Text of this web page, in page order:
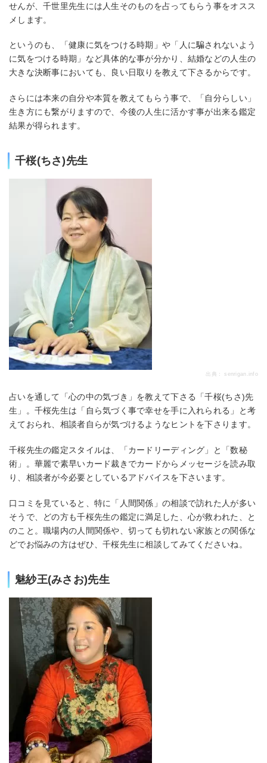
せんが、千世里先生には人生そのものを占ってもらう事をオスス
メします。
というのも、「健康に気をつける時期」や「人に騙されないよう
に気をつける時期」など具体的な事が分かり、結婚などの人生の
大きな決断事においても、良い日取りを教えて下さるからです。
さらには本来の自分や本質を教えてもらう事で、「自分らしい」
生き方にも繋がりますので、今後の人生に活かす事が出来る鑑定
結果が得られます。
千桜(ちさ)先生
出典： senrigan.info
占いを通して「心の中の気づき」を教えて下さる「千桜(ちさ)先
生」。千桜先生は「自ら気づく事で幸せを手に入れられる」と考
えておられ、相談者自らが気づけるようなヒントを下さります。
千桜先生の鑑定スタイルは、「カードリーディング」と「数秘
術」。華麗で素早いカード裁きでカードからメッセージを読み取
り、相談者が今必要としているアドバイスを下さいます。
口コミを見ていると、特に「人間関係」の相談で訪れた人が多い
そうで、どの方も千桜先生の鑑定に満足した、心が救われた、と
のこと。職場内の人間関係や、切っても切れない家族との関係な
どでお悩みの方はぜひ、千桜先生に相談してみてくださいね。
魅紗王(みさお)先生